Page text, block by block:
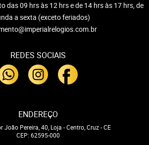
das 09 hrs às 12 hrs e de 14 hrs às 17 hrs, de
a sexta (exceto feriados)
REDES SOCIAIS
ENDEREÇO
João Pereira, 40, Loja -Centro, Cruz-CE
CEP: 62595-000